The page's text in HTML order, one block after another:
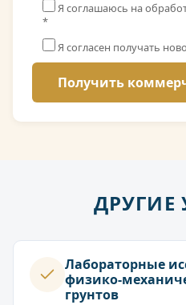
Я соглашаюсь на
*
Я согласен получать
ДРУГИЕ
Лабораторные
физико-
грунтов